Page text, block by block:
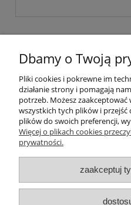
Moje
O
Dbamy o Twoją
Pliki cookies i pokrewne im
działanie strony i pomagają
potrzeb. Możesz
wszystkich tych plików i
plików do swoich preferencji,
Więcej o plikach cookies
prywatności.
zaakceptuj